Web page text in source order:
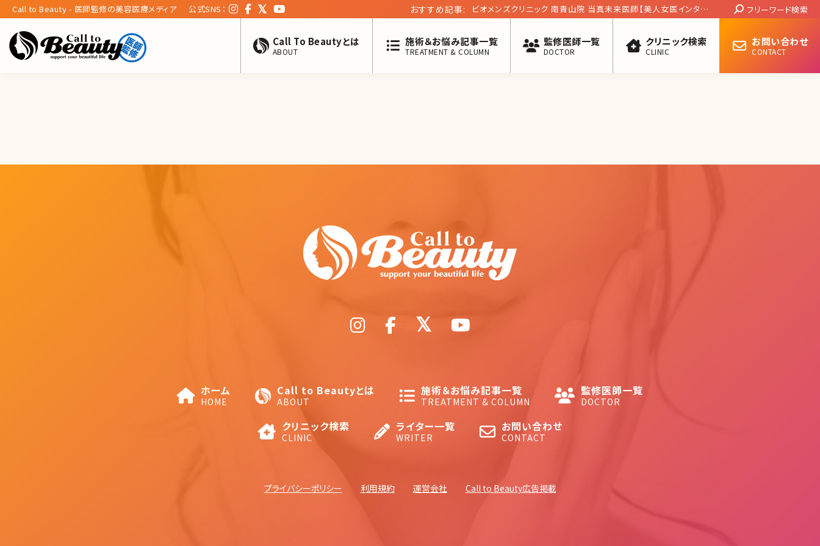
Call to Beauty - 医師監修の美容医療メディア 公式SNS： おすすめ記事:
ビオメンズクリニック 南青山院 当真未来医師【美人女医インタビ
Search:
フリーワード検索
Call To Beautyとは
ABOUT
施術＆お悩み記事一覧
TREATMENT & COLUMN
監修医師一覧
DOCTOR
クリニック検索
CLINIC
お問い合わせ
CONTACT
ホーム
HOME
Call to Beautyとは
ABOUT
施術＆お悩み記事一覧
TREATMENT & COLUMN
監修医師一覧
DOCTOR
クリニック検索
CLINIC
ライター一覧
WRITER
お問い合わせ
CONTACT
プライバシーポリシー 利用規約 運営会社 Call to Beauty広告掲載